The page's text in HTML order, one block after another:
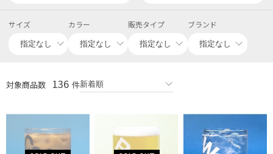
サイズ カラー 販売タイプ ブランド
対象商品数 136 件